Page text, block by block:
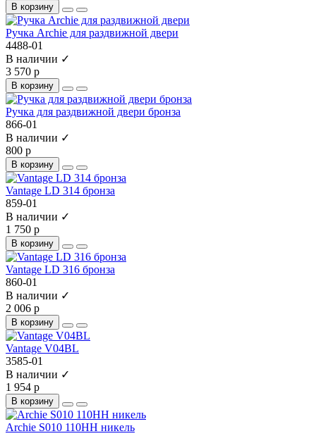
В корзину
Ручка Archie для раздвижной двери
4488-01
В наличии ✓
3 570 р
В корзину
Ручка для раздвижной двери бронза
866-01
В наличии ✓
800 р
В корзину
Vantage LD 314 бронза
859-01
В наличии ✓
1 750 р
В корзину
Vantage LD 316 бронза
860-01
В наличии ✓
2 006 р
В корзину
Vantage V04BL
3585-01
В наличии ✓
1 954 р
В корзину
Archie S010 110HH никель